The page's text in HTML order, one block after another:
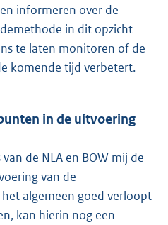
informeren over de
in dit opzicht
te laten monitoren of de
komende tijd verbetert.
in de uitvoering
de NLA en BOW mij de
van de
algemeen goed verloopt
kan hierin nog een